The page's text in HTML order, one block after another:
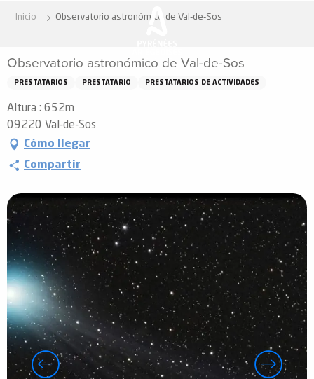
principal
Inicio Observatorio astronómico de Val-de-Sos
Observatorio astronómico de Val-de-Sos
PRESTATARIOS PRESTATARIO PRESTATARIOS DE ACTIVIDADES
Altura : 652m
09220 Val-de-Sos
Cómo llegar
Compartir